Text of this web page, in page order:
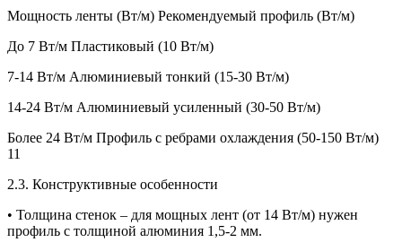
Мощность ленты (Вт/м) Рекомендуемый профиль (Вт/м)
До 7 Вт/м Пластиковый (10 Вт/м)
7-14 Вт/м Алюминиевый тонкий (15-30 Вт/м)
14-24 Вт/м Алюминиевый усиленный (30-50 Вт/м)
Более 24 Вт/м Профиль с ребрами охлаждения (50-150 Вт/м)
11
2.3. Конструктивные особенности
• Толщина стенок – для мощных лент (от 14 Вт/м) нужен
профиль с толщиной алюминия 1,5-2 мм.